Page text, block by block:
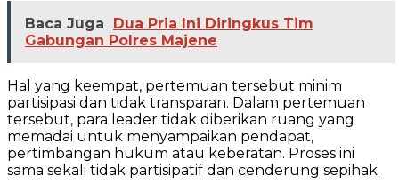
Baca Juga
Dua Pria Ini Diringkus Tim
Gabungan Polres Majene
Hal yang keempat, pertemuan tersebut minim
partisipasi dan tidak transparan. Dalam pertemuan
tersebut, para leader tidak diberikan ruang yang
memadai untuk menyampaikan pendapat,
pertimbangan hukum atau keberatan. Proses ini
sama sekali tidak partisipatif dan cenderung sepihak.